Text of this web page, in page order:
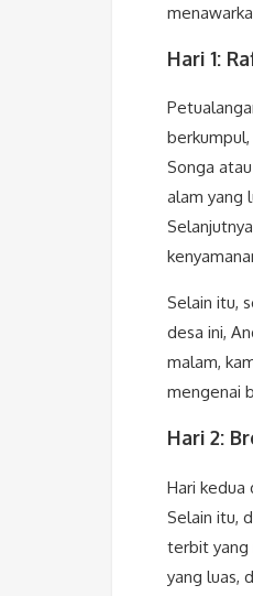
Hari 1:
Songa
alam yang
Selain itu,
desa ini,
malam,
mengenai
Hari 2:
Hari kedua
Selain itu,
terbit yang
yang luas,